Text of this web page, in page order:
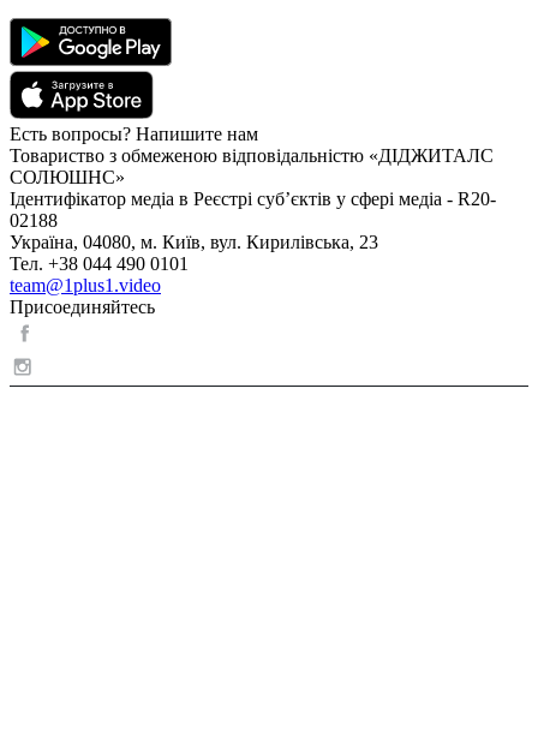
Есть вопросы? Напишите нам
Товариство з обмеженою відповідальністю «ДІДЖИТАЛС
СОЛЮШНС»
Ідентифікатор медіа в Реєстрі суб’єктів у сфері медіа - R20-
02188
Україна, 04080, м. Київ, вул. Кирилівська, 23
Тел. +38 044 490 0101
team@1plus1.video
Присоединяйтесь